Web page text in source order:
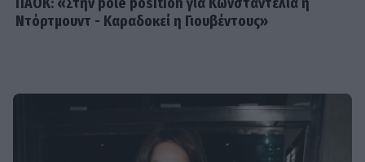
ΠΑΟΚ: «Στην pole position για Κωνσταντέλια η
Ντόρτμουντ - Καραδοκεί η Γιουβέντους»